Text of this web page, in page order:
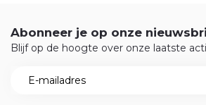
Abonneer je op onze
Blijf op de hoogte over onze laatste